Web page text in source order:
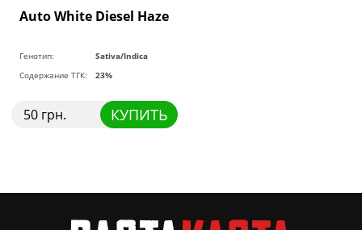
Auto White Diesel Haze
Генотип:
Sativa/Indica
Содержание ТГК:
23%
50 грн. КУПИТЬ